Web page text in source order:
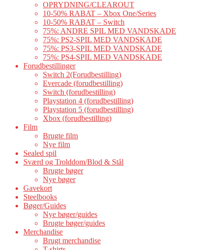
OPRYDNING/CLEAROUT
10-50% RABAT – Xbox One/Series
10-50% RABAT – Switch
75%: ANDRE SPIL MED VANDSKADE
75%: PS2-SPIL MED VANDSKADE
75%: PS3-SPIL MED VANDSKADE
75%: PS4-SPIL MED VANDSKADE
Forudbestillinger
Switch 2(Forudbestilling)
Evercade (forudbestilling)
Switch (forudbestilling)
Playstation 4 (forudbestilling)
Playstation 5 (forudbestilling)
Xbox (forudbestilling)
Film
Brugte film
Nye film
Sealed spil
Sværd og Trolddom/Blod & Stål
Brugte bøger
Nye bøger
Gavekort
Steelbooks
Bøger/Guides
Nye bøger/guides
Brugte bøger/guides
Merchandise
Brugt merchandise